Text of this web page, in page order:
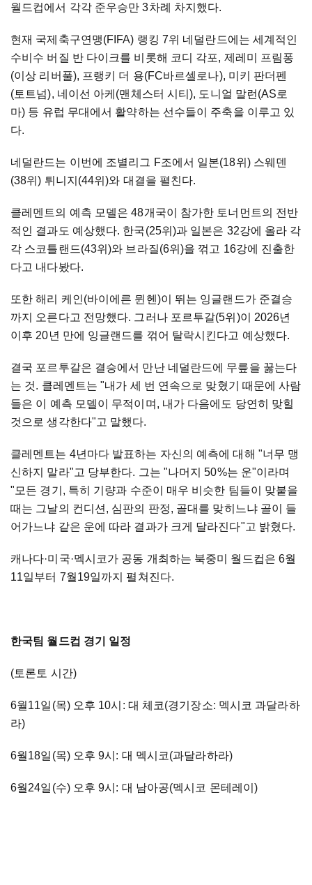
월드컵에서 각각 준우승만 3차례 차지했다.
현재 국제축구연맹(FIFA) 랭킹 7위 네덜란드에는 세계적인
수비수 버질 반 다이크를 비롯해 코디 각포, 제레미 프림퐁
(이상 리버풀), 프랭키 더 용(FC바르셀로나), 미키 판더펜
(토트넘), 네이선 아케(맨체스터 시티), 도니얼 말런(AS로
마) 등 유럽 무대에서 활약하는 선수들이 주축을 이루고 있
다.
네덜란드는 이번에 조별리그 F조에서 일본(18위) 스웨덴
(38위) 튀니지(44위)와 대결을 펼친다.
클레멘트의 예측 모델은 48개국이 참가한 토너먼트의 전반
적인 결과도 예상했다. 한국(25위)과 일본은 32강에 올라 각
각 스코틀랜드(43위)와 브라질(6위)을 꺾고 16강에 진출한
다고 내다봤다.
또한 해리 케인(바이에른 뮌헨)이 뛰는 잉글랜드가 준결승
까지 오른다고 전망했다. 그러나 포르투갈(5위)이 2026년
이후 20년 만에 잉글랜드를 꺾어 탈락시킨다고 예상했다.
결국 포르투갈은 결승에서 만난 네덜란드에 무릎을 꿇는다
는 것. 클레멘트는 "내가 세 번 연속으로 맞혔기 때문에 사람
들은 이 예측 모델이 무적이며, 내가 다음에도 당연히 맞힐
것으로 생각한다"고 말했다.
클레멘트는 4년마다 발표하는 자신의 예측에 대해 "너무 맹
신하지 말라"고 당부한다. 그는 "나머지 50%는 운"이라며
"모든 경기, 특히 기량과 수준이 매우 비슷한 팀들이 맞붙을
때는 그날의 컨디션, 심판의 판정, 골대를 맞히느냐 골이 들
어가느냐 같은 운에 따라 결과가 크게 달라진다"고 밝혔다.
캐나다·미국·멕시코가 공동 개최하는 북중미 월드컵은 6월
11일부터 7월19일까지 펼쳐진다.
한국팀 월드컵 경기 일정
(토론토 시간)
6월11일(목) 오후 10시: 대 체코(경기장소: 멕시코 과달라하
라)
6월18일(목) 오후 9시: 대 멕시코(과달라하라)
6월24일(수) 오후 9시: 대 남아공(멕시코 몬테레이)